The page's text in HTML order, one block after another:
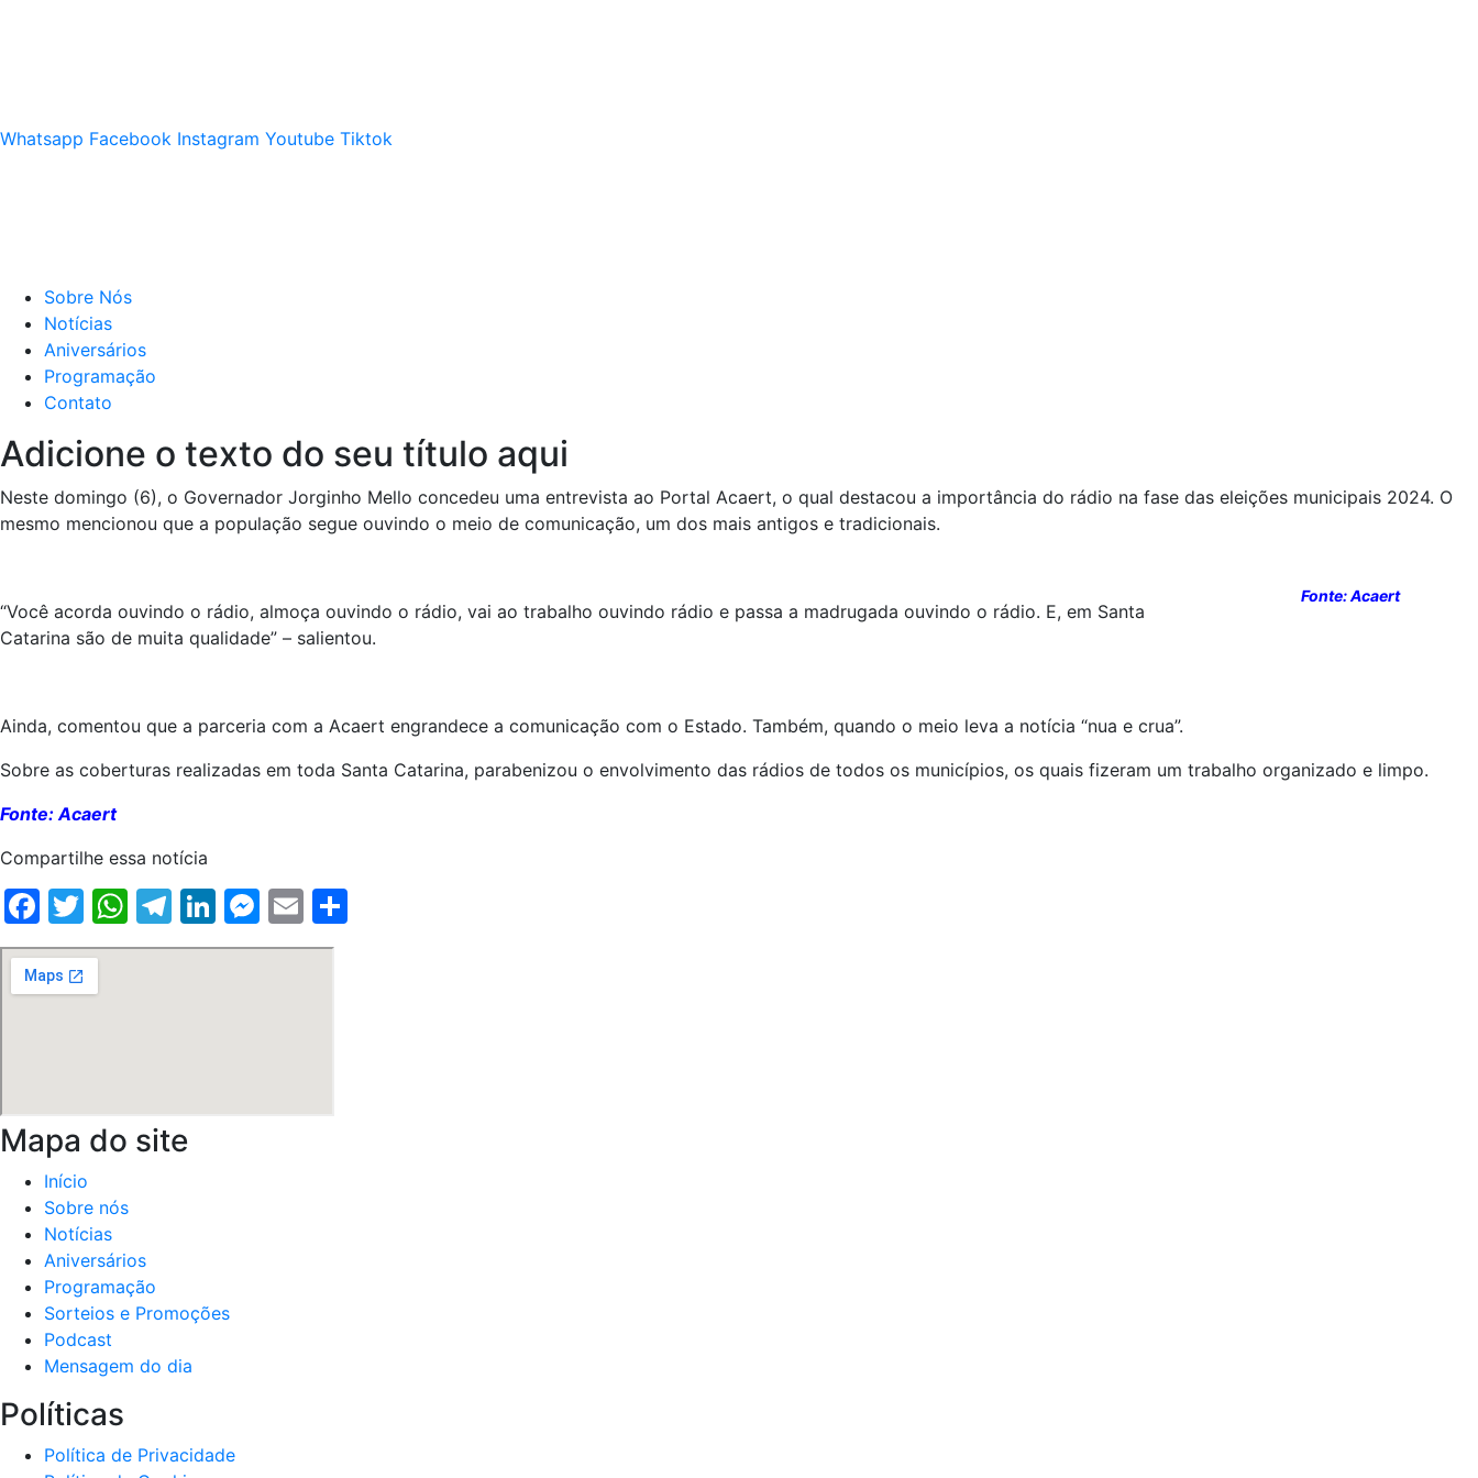
Whatsapp Facebook Instagram Youtube Tiktok
Sobre Nós
Notícias
Aniversários
Programação
Contato
Adicione o texto do seu título aqui
Neste domingo (6), o Governador Jorginho Mello concedeu uma entrevista ao Portal Acaert, o qual destacou a importância do rádio na fase das eleições municipais 2024. O
mesmo mencionou que a população segue ouvindo o meio de comunicação, um dos mais antigos e tradicionais.
Fonte: Acaert
“Você acorda ouvindo o rádio, almoça ouvindo o rádio, vai ao trabalho ouvindo rádio e passa a madrugada ouvindo o rádio. E, em Santa
Catarina são de muita qualidade” – salientou.
Ainda, comentou que a parceria com a Acaert engrandece a comunicação com o Estado. Também, quando o meio leva a notícia “nua e crua”.
Sobre as coberturas realizadas em toda Santa Catarina, parabenizou o envolvimento das rádios de todos os municípios, os quais fizeram um trabalho organizado e limpo.
Fonte: Acaert
Compartilhe essa notícia
Facebook
Twitter
WhatsApp
Telegram
LinkedIn
Messenger
Email
Mapa do site
Início
Sobre nós
Notícias
Aniversários
Programação
Sorteios e Promoções
Podcast
Mensagem do dia
Políticas
Política de Privacidade